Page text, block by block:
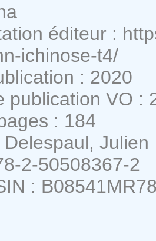
éditeur :
ichinose-t4/
: 2020
publication VO :
: 184
Julien
2-50508367-2
: